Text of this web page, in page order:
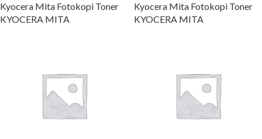
Kyocera Mita Fotokopi Toner
KYOCERA MITA
Kyocera Mita Fotokopi Toner
KYOCERA MITA